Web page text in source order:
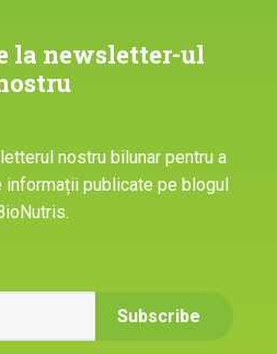
la newsletter-ul
nostru bilunar pentru a
publicate pe blogul